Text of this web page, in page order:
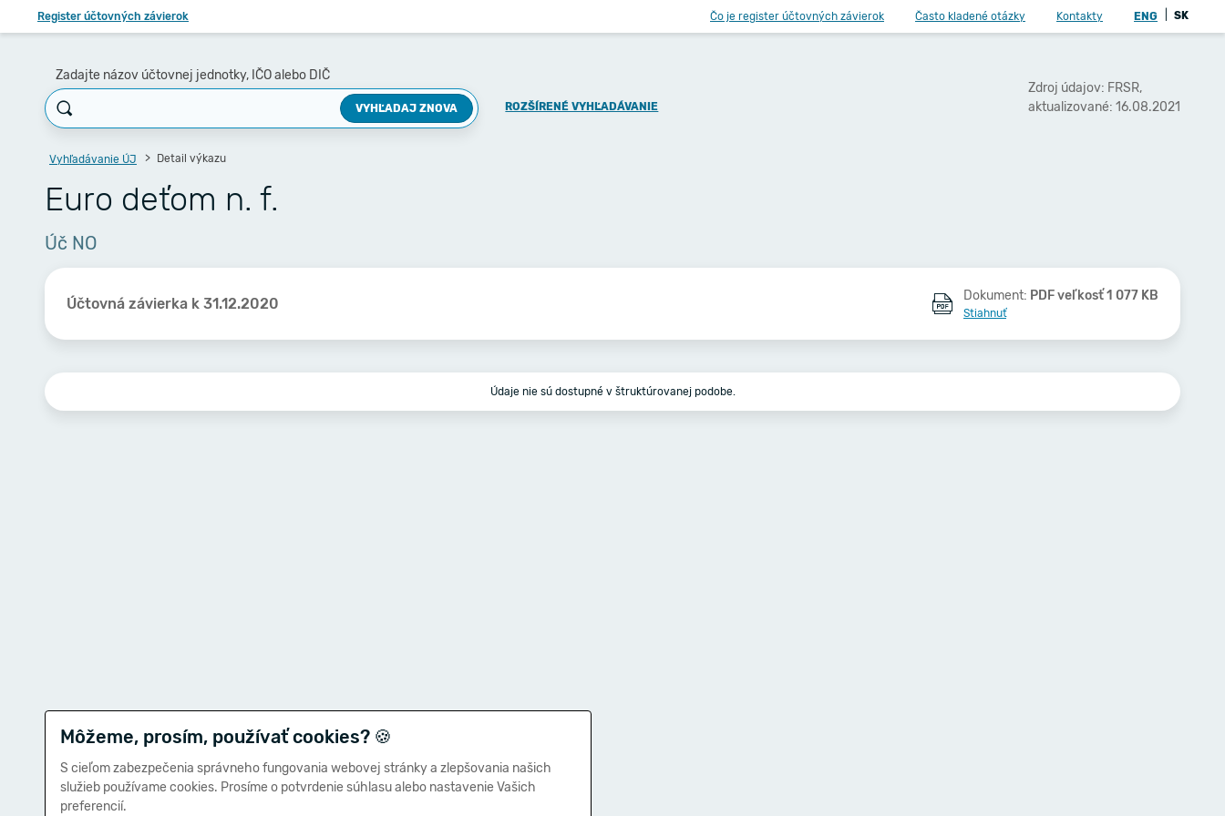
Register účtovných závierok Čo je register účtovných závierok Často kladené otázky Kontakty ENG SK
Zadajte názov účtovnej jednotky, IČO alebo DIČ
VYHĽADAJ ZNOVA ROZŠÍRENÉ VYHĽADÁVANIE
Zdroj údajov: FRSR,
aktualizované: 16.08.2021
Vyhľadávanie ÚJ Detail výkazu
Euro deťom n. f.
Úč NO
Účtovná závierka k 31.12.2020 Dokument: PDF veľkosť 1 077 KB
Stiahnuť
Údaje nie sú dostupné v štruktúrovanej podobe.
Môžeme, prosím, používať cookies? 🍪
S cieľom zabezpečenia správneho fungovania webovej stránky a zlepšovania našich
služieb používame cookies. Prosíme o potvrdenie súhlasu alebo nastavenie Vašich
preferencií.